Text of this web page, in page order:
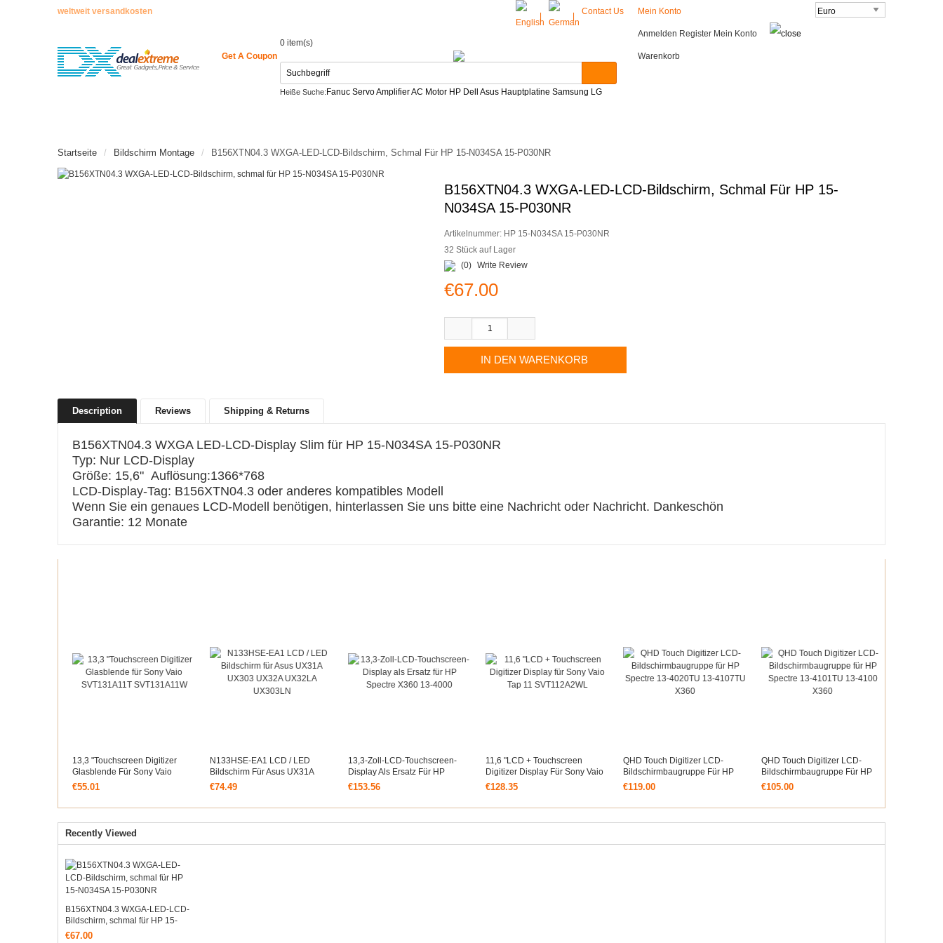
weltweit versandkosten Mein Konto
Anmelden Register Mein Konto
Warenkorb
Contact Us
Get A Coupon
0 item(s)
Heiße Suche: Fanuc Servo Amplifier AC Motor HP Dell Asus Hauptplatine Samsung LG
Startseite Bildschirm Montage B156XTN04.3 WXGA-LED-LCD-Bildschirm, Schmal Für HP 15-N034SA 15-P030NR
B156XTN04.3 WXGA-LED-LCD-Bildschirm, Schmal Für HP 15-
N034SA 15-P030NR
Artikelnummer: HP 15-N034SA 15-P030NR
32 Stück auf Lager
(0) Write Review
€67.00
Description Reviews Shipping & Returns
B156XTN04.3 WXGA LED-LCD-Display Slim für HP 15-N034SA 15-P030NR
Typ: Nur LCD-Display
Größe: 15,6" Auflösung:1366*768
LCD-Display-Tag: B156XTN04.3 oder anderes kompatibles Modell
Wenn Sie ein genaues LCD-Modell benötigen, hinterlassen Sie uns bitte eine Nachricht oder Nachricht. Dankeschön
Garantie: 12 Monate
13,3 "Touchscreen Digitizer
Glasblende Für Sony Vaio
SVT131A11T SVT131A11W
€55.01
N133HSE-EA1 LCD / LED
Bildschirm Für Asus UX31A
UX303 UX32A UX32LA
€74.49
13,3-Zoll-LCD-Touchscreen-
Display Als Ersatz Für HP
Spectre X360 13-4000
€153.56
11,6 "LCD + Touchscreen
Digitizer Display Für Sony Vaio
Tap 11 SVT112A2WL
€128.35
QHD Touch Digitizer LCD-
Bildschirmbaugruppe Für HP
Spectre 13-4020TU 13-4107TU
€119.00
QHD Touch Digitizer LCD-
Bildschirmbaugruppe Für HP
Spectre 13-4101TU 13-4100
€105.00
Recently Viewed
B156XTN04.3 WXGA-LED-LCD-
Bildschirm, schmal für HP 15-
N034SA 15-P030NR
€67.00